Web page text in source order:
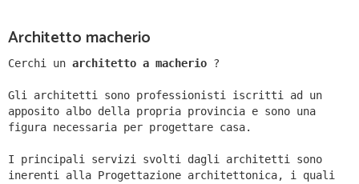
Architetto macherio
Cerchi un architetto a macherio ?
Gli architetti sono professionisti iscritti ad un
apposito albo della propria provincia e sono una
figura necessaria per progettare casa.
I principali servizi svolti dagli architetti sono
inerenti alla Progettazione architettonica, i quali